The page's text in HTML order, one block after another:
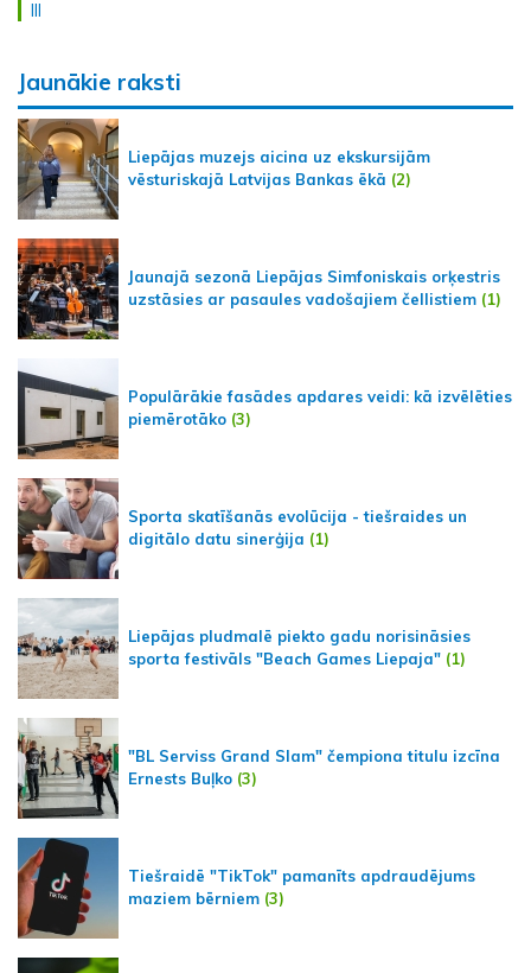
III
Jaunākie raksti
Liepājas muzejs aicina uz ekskursijām
vēsturiskajā Latvijas Bankas ēkā (2)
Jaunajā sezonā Liepājas Simfoniskais orķestris
uzstāsies ar pasaules vadošajiem čellistiem (1)
Populārākie fasādes apdares veidi: kā izvēlēties
piemērotāko (3)
Sporta skatīšanās evolūcija - tiešraides un
digitālo datu sinerģija (1)
Liepājas pludmalē piekto gadu norisināsies
sporta festivāls "Beach Games Liepaja" (1)
"BL Serviss Grand Slam" čempiona titulu izcīna
Ernests Buļko (3)
Tiešraidē "TikTok" pamanīts apdraudējums
maziem bērniem (3)